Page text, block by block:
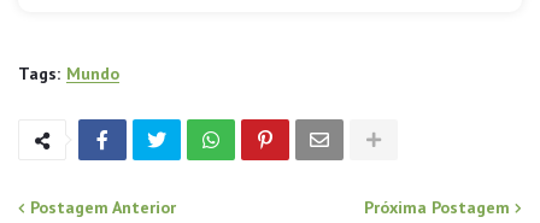
Tags: Mundo
Postagem Anterior Próxima Postagem